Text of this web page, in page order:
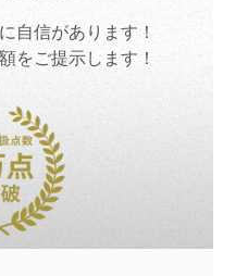
自信があります！
をご提示します！